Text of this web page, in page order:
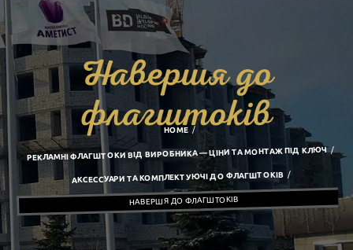
Навершя до
флагштоків
HOME
РЕКЛАМНІ ФЛАГШТОКИ ВІД ВИРОБНИКА — ЦІНИ ТА МОНТАЖ ПІД КЛЮЧ
АКСЕССУАРИ ТА КОМПЛЕКТУЮЧІ ДО ФЛАГШТОКІВ
НАВЕРШЯ ДО ФЛАГШТОКІВ